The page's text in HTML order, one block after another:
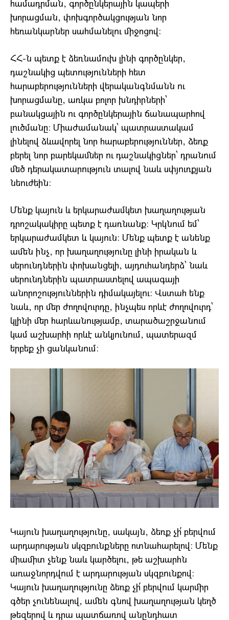
համադրման, գործընկերային կապերի
խորացման, փոխգործակցության նոր
հեռանկարներ սահմանելու միջոցով:
ՀՀ-ն պետք է ձեռնամուխ լինի գործընկեր,
դաշնակից պետությունների հետ
հարաբերությունների վերականգնմանն ու
խորացմանը, առկա բոլոր խնդիրների՝
բանակցային ու գործընկերային ճանապարհով
լուծմանը։ Միաժամանակ՝ պատրաստակամ
լինելով ձևավորել նոր հարաբերություններ, ձեռք
բերել նոր բարեկամներ ու դաշնակիցներ՝ դրանում
մեծ դերակատարություն տալով նաև սփյուռքյան
նեուժեին։
Մենք կայուն և երկարաժամկետ խաղաղության
դրոշակակիրը պետք է դառնանք։ Կրկնում եմ՝
երկարաժամկետ և կայուն։ Մենք պետք է անենք
ամեն ինչ, որ խաղաղությունը լինի իրական և
սերունդներին փոխանցելի, այդուհանդերձ՝ նաև
սերունդներին պատրաստելով ապագայի
անորոշություններին դիմակայելու։ Վստահ ենք
նաև, որ մեր ժողովուրդը, ինչպես որևէ ժողովուրդ՝
կլինի մեր հարևանությամբ, տարածաշրջանում
կամ աշխարհի որևէ անկյունում, պատերազմ
երբեք չի ցանկանում։
Կայուն խաղաղությունը, սակայն, ձեռք չի՛ բերվում
արդարության սկզբունքները ոտնահարելով։ Մենք
միամիտ չենք նաև կարծելու, թե աշխարհն
առաջնորդվում է արդարության սկզբունքով։
Կայուն խաղաղությունը ձեռք չի՛ բերվում կարմիր
գծեր չունենալով, ամեն գնով խաղաղության կեղծ
թեզերով և դրա պատճառով անընդհատ